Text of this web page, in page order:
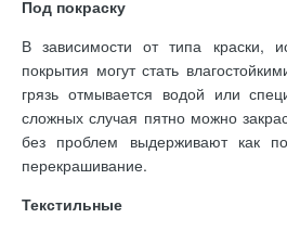
Под покраску
В зависимости от типа краски,
покрытия могут стать
грязь отмывается водой или
сложных случая пятно можно
без проблем выдерживают как
перекрашивание.
Текстильные